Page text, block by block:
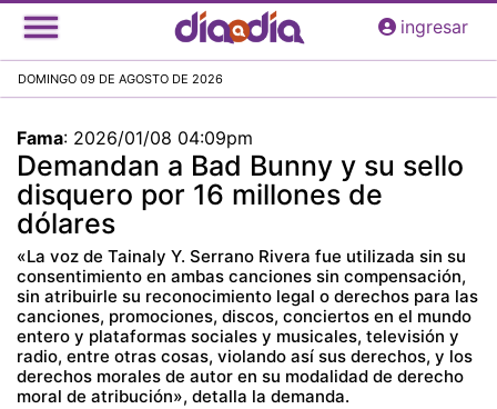
Pasar
al
principal
ingresar
DOMINGO 09 DE AGOSTO DE 2026
Fama: 2026/01/08 04:09pm
Demandan a Bad Bunny y su sello
disquero por 16 millones de
dólares
«La voz de Tainaly Y. Serrano Rivera fue utilizada sin su
consentimiento en ambas canciones sin compensación,
sin atribuirle su reconocimiento legal o derechos para las
canciones, promociones, discos, conciertos en el mundo
entero y plataformas sociales y musicales, televisión y
radio, entre otras cosas, violando así sus derechos, y los
derechos morales de autor en su modalidad de derecho
moral de atribución», detalla la demanda.